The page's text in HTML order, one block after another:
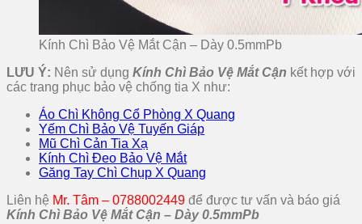
Kính Chì Bảo Vệ Mắt Cận – Dày 0.5mmPb
LƯU Ý: Nên sử dụng Kính Chì Bảo Vệ Mắt Cận kết hợp với
các trang phục bảo vệ chống tia X như:
Áo Chì Không Cổ Phòng X Quang
Yếm Chì Bảo Vệ Tuyến Giáp
Mũ Chì Cản Tia Xạ
Kính Chì Đeo Bảo Vệ Mắt
Găng Tay Chì Chụp X Quang
Liên hệ Mr. Tâm – 0788002449 để được tư vấn và báo giá
Kính Chì Bảo Vệ Mắt Cận – Dày 0.5mmPb